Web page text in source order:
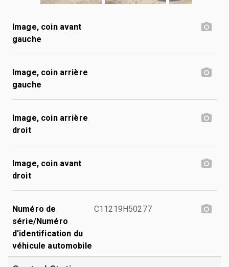
Image, coin avant
gauche
Image, coin arrière
gauche
Image, coin arrière
droit
Image, coin avant
droit
Numéro de
série/Numéro
d'identification du
véhicule automobile
C11219H50277